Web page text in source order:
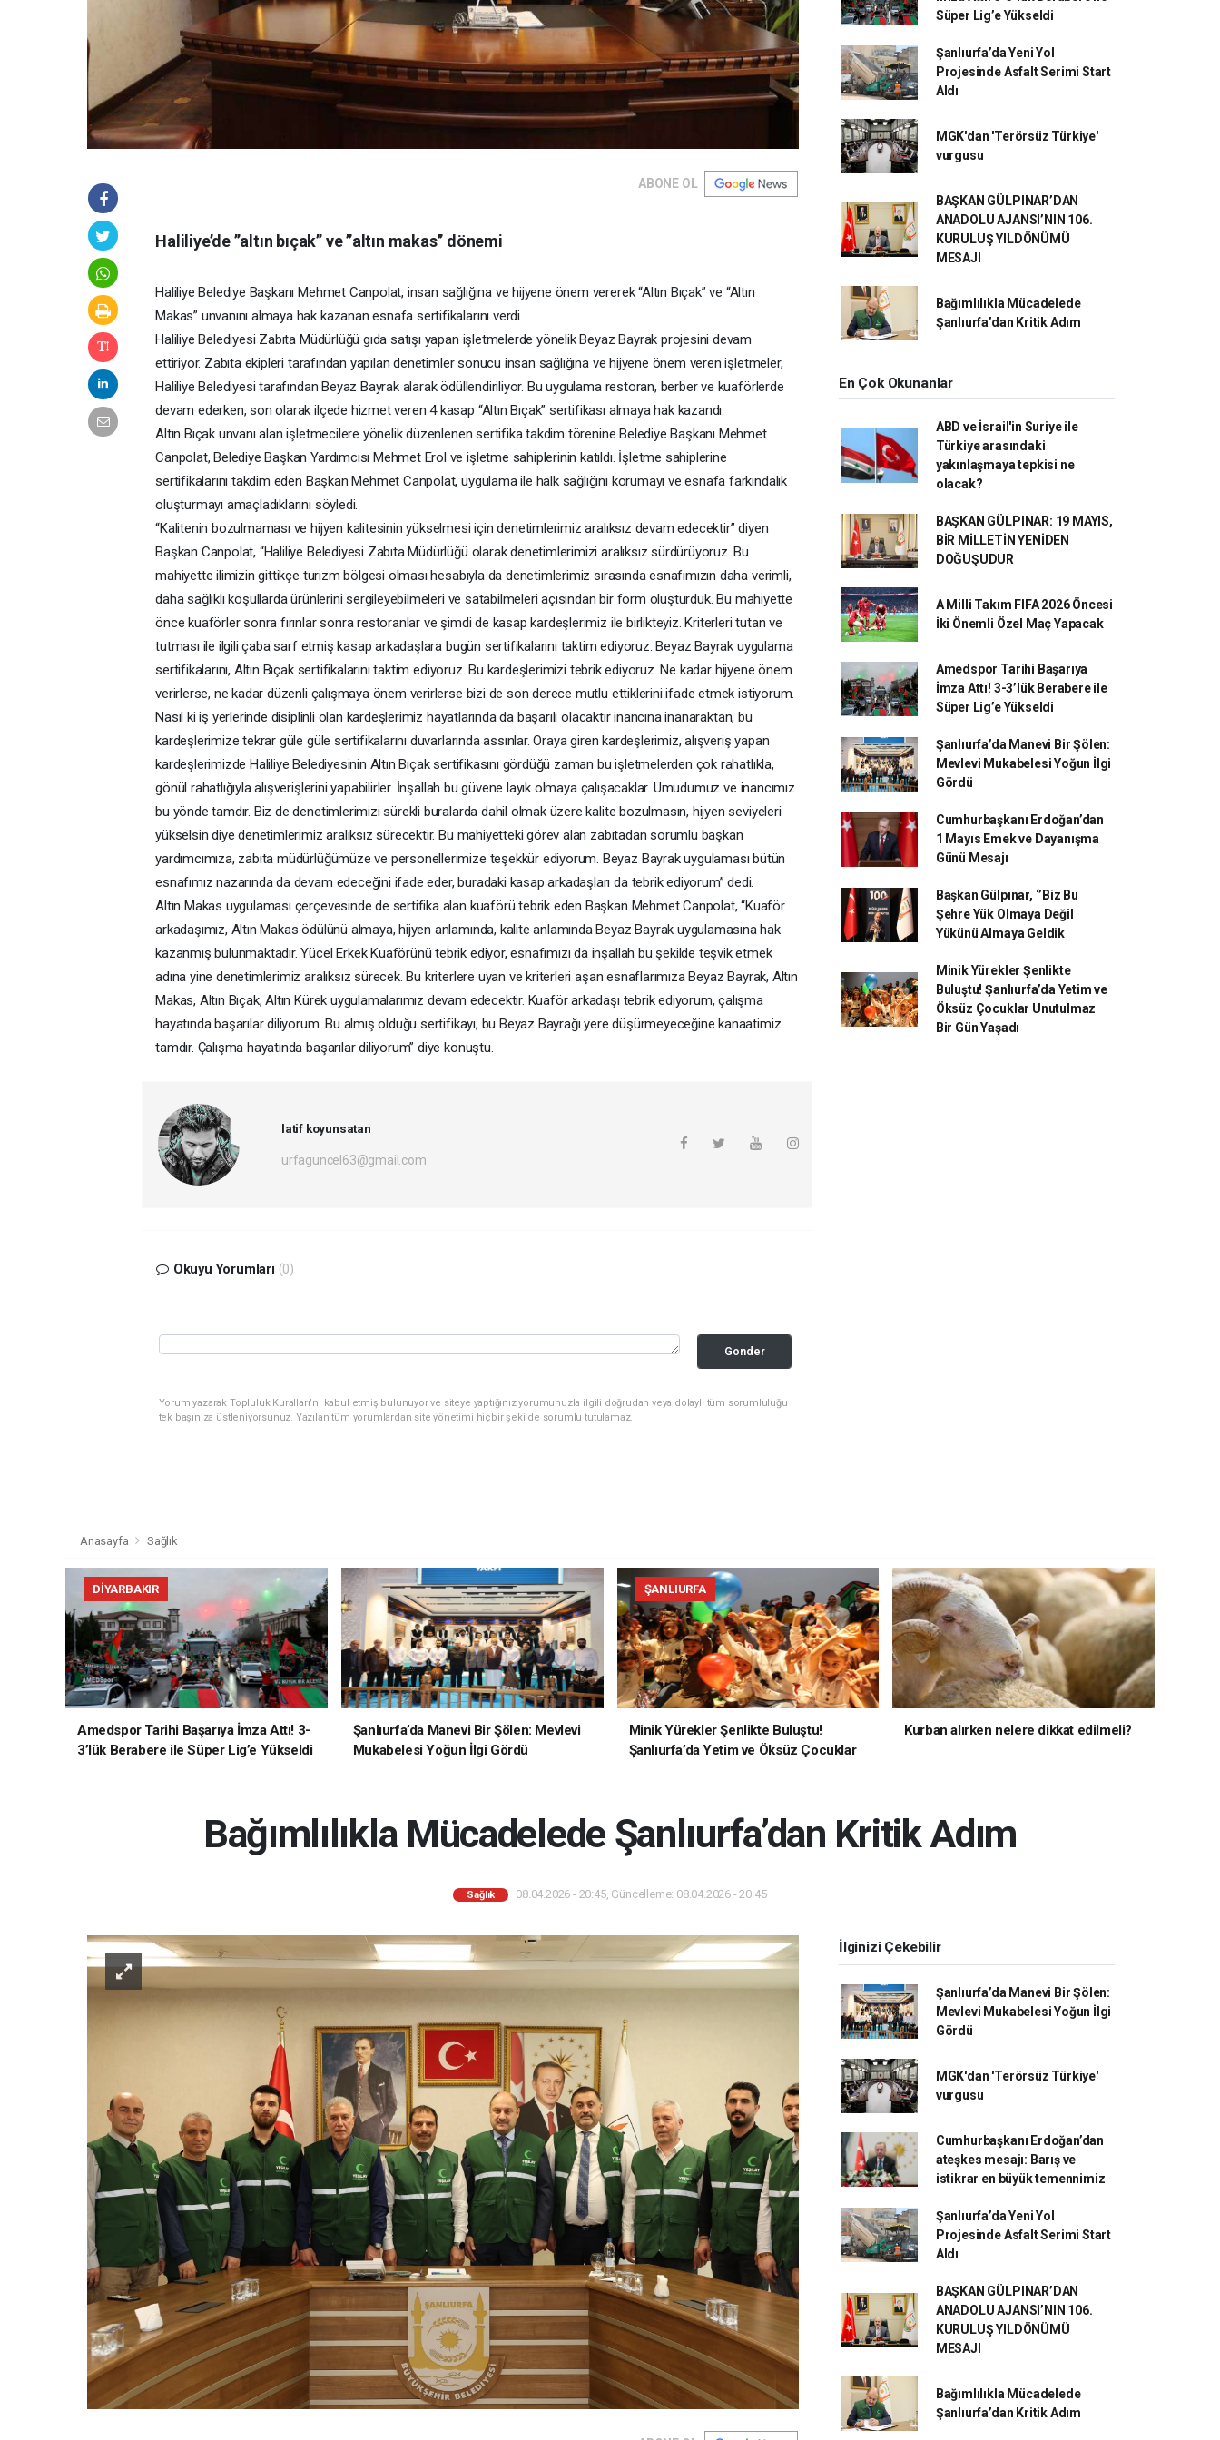
ABONE OL
Haliliye’de ’’altın bıçak’’ ve ’’altın makas’’ dönemi
Haliliye Belediye Başkanı Mehmet Canpolat, insan sağlığına ve hijyene önem vererek “Altın Bıçak” ve “Altın
Makas” unvanını almaya hak kazanan esnafa sertifikalarını verdi.
Haliliye Belediyesi Zabıta Müdürlüğü gıda satışı yapan işletmelerde yönelik Beyaz Bayrak projesini devam
ettiriyor. Zabıta ekipleri tarafından yapılan denetimler sonucu insan sağlığına ve hijyene önem veren işletmeler,
Haliliye Belediyesi tarafından Beyaz Bayrak alarak ödüllendiriliyor. Bu uygulama restoran, berber ve kuaförlerde
devam ederken, son olarak ilçede hizmet veren 4 kasap “Altın Bıçak” sertifikası almaya hak kazandı.
Altın Bıçak unvanı alan işletmecilere yönelik düzenlenen sertifika takdim törenine Belediye Başkanı Mehmet
Canpolat, Belediye Başkan Yardımcısı Mehmet Erol ve işletme sahiplerinin katıldı. İşletme sahiplerine
sertifikalarını takdim eden Başkan Mehmet Canpolat, uygulama ile halk sağlığını korumayı ve esnafa farkındalık
oluşturmayı amaçladıklarını söyledi.
“Kalitenin bozulmaması ve hijyen kalitesinin yükselmesi için denetimlerimiz aralıksız devam edecektir” diyen
Başkan Canpolat, “Haliliye Belediyesi Zabıta Müdürlüğü olarak denetimlerimizi aralıksız sürdürüyoruz. Bu
mahiyette ilimizin gittikçe turizm bölgesi olması hesabıyla da denetimlerimiz sırasında esnafımızın daha verimli,
daha sağlıklı koşullarda ürünlerini sergileyebilmeleri ve satabilmeleri açısından bir form oluşturduk. Bu mahiyette
önce kuaförler sonra fırınlar sonra restoranlar ve şimdi de kasap kardeşlerimiz ile birlikteyiz. Kriterleri tutan ve
tutması ile ilgili çaba sarf etmiş kasap arkadaşlara bugün sertifikalarını taktim ediyoruz. Beyaz Bayrak uygulama
sertifikalarını, Altın Bıçak sertifikalarını taktim ediyoruz. Bu kardeşlerimizi tebrik ediyoruz. Ne kadar hijyene önem
verirlerse, ne kadar düzenli çalışmaya önem verirlerse bizi de son derece mutlu ettiklerini ifade etmek istiyorum.
Nasıl ki iş yerlerinde disiplinli olan kardeşlerimiz hayatlarında da başarılı olacaktır inancına inanaraktan, bu
kardeşlerimize tekrar güle güle sertifikalarını duvarlarında assınlar. Oraya giren kardeşlerimiz, alışveriş yapan
kardeşlerimizde Haliliye Belediyesinin Altın Bıçak sertifikasını gördüğü zaman bu işletmelerden çok rahatlıkla,
gönül rahatlığıyla alışverişlerini yapabilirler. İnşallah bu güvene layık olmaya çalışacaklar. Umudumuz ve inancımız
bu yönde tamdır. Biz de denetimlerimizi sürekli buralarda dahil olmak üzere kalite bozulmasın, hijyen seviyeleri
yükselsin diye denetimlerimiz aralıksız sürecektir. Bu mahiyetteki görev alan zabıtadan sorumlu başkan
yardımcımıza, zabıta müdürlüğümüze ve personellerimize teşekkür ediyorum. Beyaz Bayrak uygulaması bütün
esnafımız nazarında da devam edeceğini ifade eder, buradaki kasap arkadaşları da tebrik ediyorum” dedi.
Altın Makas uygulaması çerçevesinde de sertifika alan kuaförü tebrik eden Başkan Mehmet Canpolat, “Kuaför
arkadaşımız, Altın Makas ödülünü almaya, hijyen anlamında, kalite anlamında Beyaz Bayrak uygulamasına hak
kazanmış bulunmaktadır. Yücel Erkek Kuaförünü tebrik ediyor, esnafımızı da inşallah bu şekilde teşvik etmek
adına yine denetimlerimiz aralıksız sürecek. Bu kriterlere uyan ve kriterleri aşan esnaflarımıza Beyaz Bayrak, Altın
Makas, Altın Bıçak, Altın Kürek uygulamalarımız devam edecektir. Kuaför arkadaşı tebrik ediyorum, çalışma
hayatında başarılar diliyorum. Bu almış olduğu sertifikayı, bu Beyaz Bayrağı yere düşürmeyeceğine kanaatimiz
tamdır. Çalışma hayatında başarılar diliyorum” diye konuştu.
latif koyunsatan
urfaguncel63@gmail.com
Okuyu Yorumları (0)
Gonder
Yorum yazarak Topluluk Kuralları’nı kabul etmiş bulunuyor ve siteye yaptığınız yorumunuzla ilgili doğrudan veya dolaylı tüm sorumluluğu
tek başınıza üstleniyorsunuz. Yazılan tüm yorumlardan site yönetimi hiçbir şekilde sorumlu tutulamaz.
Süper Lig’e Yükseldi
Şanlıurfa’da Yeni Yol
Projesinde Asfalt Serimi Start
Aldı
MGK'dan 'Terörsüz Türkiye'
vurgusu
BAŞKAN GÜLPINAR’DAN
ANADOLU AJANSI’NIN 106.
KURULUŞ YILDÖNÜMÜ
MESAJI
Bağımlılıkla Mücadelede
Şanlıurfa’dan Kritik Adım
En Çok Okunanlar
ABD ve İsrail'in Suriye ile
Türkiye arasındaki
yakınlaşmaya tepkisi ne
olacak?
BAŞKAN GÜLPINAR: 19 MAYIS,
BİR MİLLETİN YENİDEN
DOĞUŞUDUR
A Milli Takım FIFA 2026 Öncesi
İki Önemli Özel Maç Yapacak
Amedspor Tarihi Başarıya
İmza Attı! 3-3’lük Berabere ile
Süper Lig’e Yükseldi
Şanlıurfa’da Manevi Bir Şölen:
Mevlevi Mukabelesi Yoğun İlgi
Gördü
Cumhurbaşkanı Erdoğan’dan
1 Mayıs Emek ve Dayanışma
Günü Mesajı
Başkan Gülpınar, ‘’Biz Bu
Şehre Yük Olmaya Değil
Yükünü Almaya Geldik
Minik Yürekler Şenlikte
Buluştu! Şanlıurfa’da Yetim ve
Öksüz Çocuklar Unutulmaz
Bir Gün Yaşadı
Anasayfa Sağlık
DIYARBAKIR
Amedspor Tarihi Başarıya İmza Attı! 3-
3’lük Berabere ile Süper Lig’e Yükseldi
Şanlıurfa’da Manevi Bir Şölen: Mevlevi
Mukabelesi Yoğun İlgi Gördü
ŞANLIURFA
Minik Yürekler Şenlikte Buluştu!
Şanlıurfa’da Yetim ve Öksüz Çocuklar
Kurban alırken nelere dikkat edilmeli?
Bağımlılıkla Mücadelede Şanlıurfa’dan Kritik Adım
Sağlık 08.04.2026 - 20:45, Güncelleme: 08.04.2026 - 20:45
İlginizi Çekebilir
Şanlıurfa’da Manevi Bir Şölen:
Mevlevi Mukabelesi Yoğun İlgi
Gördü
MGK'dan 'Terörsüz Türkiye'
vurgusu
Cumhurbaşkanı Erdoğan’dan
ateşkes mesajı: Barış ve
istikrar en büyük temennimiz
Şanlıurfa’da Yeni Yol
Projesinde Asfalt Serimi Start
Aldı
BAŞKAN GÜLPINAR’DAN
ANADOLU AJANSI’NIN 106.
KURULUŞ YILDÖNÜMÜ
MESAJI
Bağımlılıkla Mücadelede
Şanlıurfa’dan Kritik Adım